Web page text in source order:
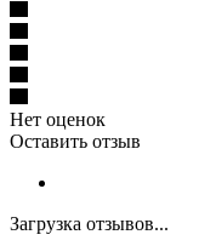
Нет оценок
Оставить отзыв
Загрузка отзывов...